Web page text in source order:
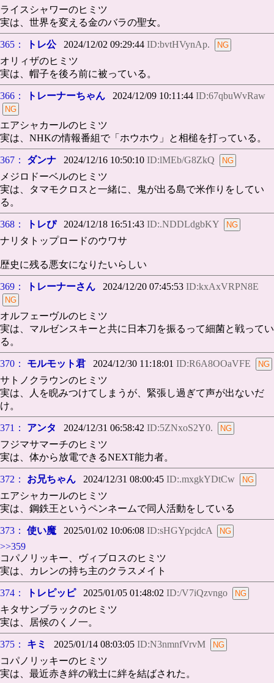
ライスシャワーのヒミツ
実は、世界を変える金のバラの聖女。
365： トレ公2024/12/02 09:29:44 ID:bvtHVynAp.
オリィザのヒミツ
実は、帽子を後ろ前に被っている。
366： トレーナーちゃん 2024/12/09 10:11:44 ID:67qbuWvRaw
エアシャカールのヒミツ
実は、NHKの情報番組で「ホウホウ」と相槌を打っている。
367： ダンナ 2024/12/16 10:50:10 ID:lMEb/G8ZkQ
メジロドーベルのヒミツ
実は、タマモクロスと一緒に、鬼が出る島で米作りをしてい
る。
368： トレぴ2024/12/18 16:51:43 ID:.NDDLdgbKY
ナリタトップロードのウワサ
歴史に残る悪女になりたいらしい
369： トレーナーさん 2024/12/20 07:45:53 ID:kxAxVRPN8E
オルフェーヴルのヒミツ
実は、マルゼンスキーと共に日本刀を振るって細菌と戦ってい
る。
370： モルモット君 2024/12/30 11:18:01 ID:R6A8OOaVFE
サトノクラウンのヒミツ
実は、人を睨みつけてしまうが、緊張し過ぎて声が出ないだ
け。
371： アンタ 2024/12/31 06:58:42 ID:5ZNxoS2Y0.
フジマサマーチのヒミツ
実は、体から放電できるNEXT能力者。
372： お兄ちゃん 2024/12/31 08:00:45 ID:.mxgkYDtCw
エアシャカールのヒミツ
実は、鋼鉄王というペンネームで同人活動をしている
373： 使い魔 2025/01/02 10:06:08 ID:sHGYpcjdcA
>>359
コパノリッキー、ヴィブロスのヒミツ
実は、カレンの持ち主のクラスメイト
374： トレピッピ2025/01/05 01:48:02 ID:/V7iQzvngo
キタサンブラックのヒミツ
実は、居候のくノ一。
375： キミ 2025/01/14 08:03:05 ID:N3nmnfVrvM
コパノリッキーのヒミツ
実は、最近赤き絆の戦士に絆を結ばされた。